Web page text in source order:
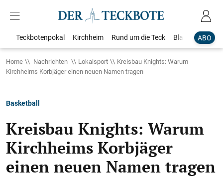
ABO
Teckbotenpokal Kirchheim Rund um die Teck Blaulicht
Home Nachrichten Lokalsport
Kreisbau Knights: Warum
Kirchheims Korbjäger einen neuen Namen tragen
Basketball
Kreisbau Knights: Warum
Kirchheims Korbjäger
einen neuen Namen tragen